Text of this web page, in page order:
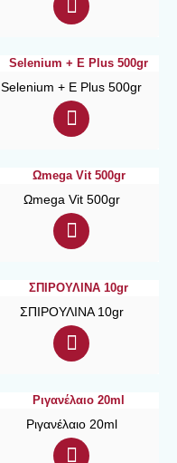
Selenium + E Plus 500gr
Ωmega Vit 500gr
ΣΠΙΡΟΥΛΙΝΑ 10gr
Ριγανέλαιο 20ml